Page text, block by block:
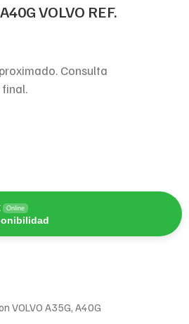
VOLVO REF.
Consulta
Online
VOLVO A35G, A40G